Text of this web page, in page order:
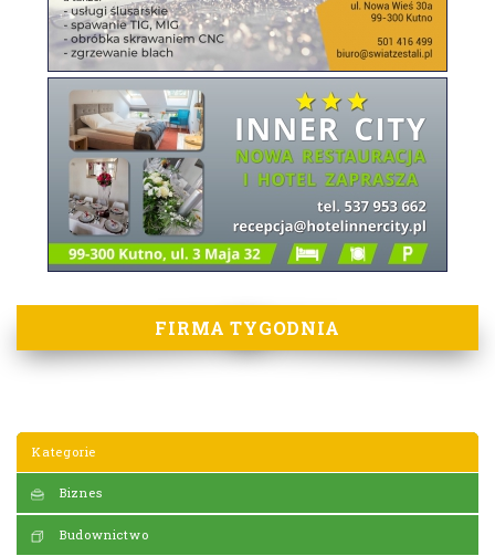
FIRMA TYGODNIA
Kategorie
Biznes
Budownictwo